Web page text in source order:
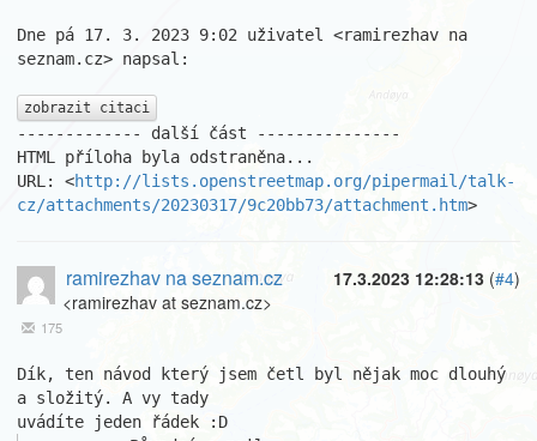
Dne pá 17. 3. 2023 9:02 uživatel <ramirezhav na
seznam.cz> napsal:
zobrazit citaci
------------- další část ---------------
HTML příloha byla odstraněna...
URL: <http://lists.openstreetmap.org/pipermail/talk-
cz/attachments/20230317/9c20bb73/attachment.htm>
17.3.2023 12:28:13 (#4)
ramirezhav na seznam.cz
<ramirezhav at seznam.cz>
175
Dík, ten návod který jsem četl byl nějak moc dlouhý
a složitý. A vy tady